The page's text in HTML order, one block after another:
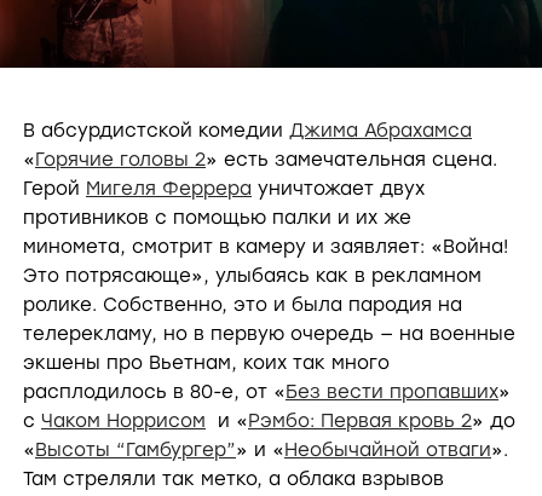
В абсурдистской комедии Джима Абрахамса
«Горячие головы 2» есть замечательная сцена.
Герой Мигеля Феррера уничтожает двух
противников с помощью палки и их же
миномета, смотрит в камеру и заявляет: «Война!
Это потрясающе», улыбаясь как в рекламном
ролике. Собственно, это и была пародия на
телерекламу, но в первую очередь — на военные
экшены про Вьетнам, коих так много
расплодилось в 80-е, от «Без вести пропавших»
с Чаком Норрисом и «Рэмбо: Первая кровь 2» до
«Высоты “Гамбургер”» и «Необычайной отваги».
Там стреляли так метко, а облака взрывов